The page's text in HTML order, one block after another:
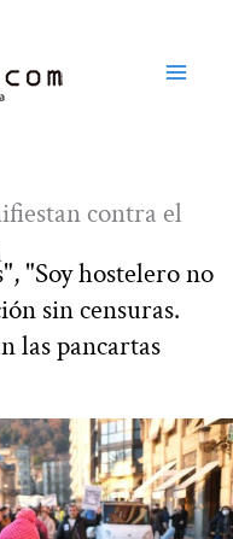
contra el
"Soy hostelero no
sin censuras.
las pancartas